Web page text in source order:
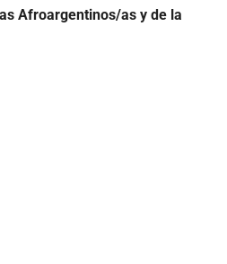
Afroargentinos/as y de la